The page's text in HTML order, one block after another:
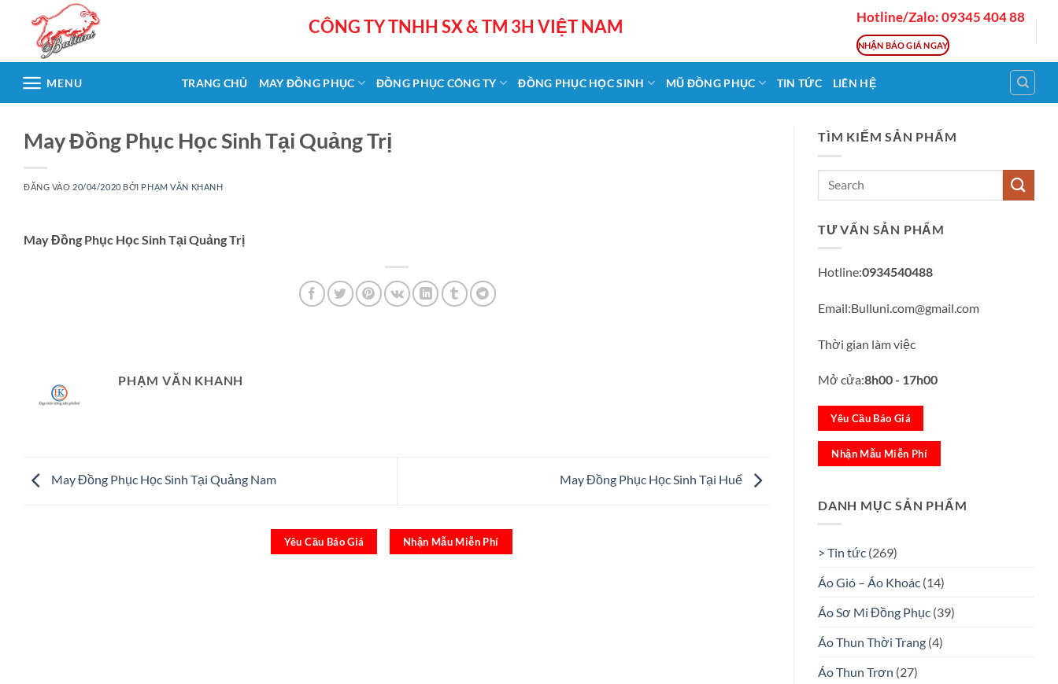
CÔNG TY TNHH SX & TM 3H VIỆT NAM Hotline/Zalo: 09345 404 88
NHẬN BÁO GIÁ NGAY
MENU TRANG CHỦ MAY ĐỒNG PHỤC ĐỒNG PHỤC CÔNG TY ĐỒNG PHỤC HỌC SINH MŨ ĐỒNG PHỤC TIN TỨC LIÊN HỆ
May Đồng Phục Học Sinh Tại Quảng Trị
ĐĂNG VÀO 20/04/2020 BỞI PHẠM VĂN KHANH
May Đồng Phục Học Sinh Tại Quảng Trị
PHẠM VĂN KHANH
May Đồng Phục Học Sinh Tại Quảng Nam May Đồng Phục Học Sinh Tại Huế
Yêu Cầu Báo Giá Nhận Mẫu Miễn Phí
TÌM KIẾM SẢN PHẨM
TƯ VẤN SẢN PHẨM
Hotline:0934540488
Email:Bulluni.com@gmail.com
Thời gian làm việc
Mở cửa:8h00 - 17h00
Yêu Cầu Báo Giá
Nhận Mẫu Miễn Phí
DANH MỤC SẢN PHẨM
> Tin tức (269)
Áo Gió – Áo Khoác (14)
Áo Sơ Mi Đồng Phục (39)
Áo Thun Thời Trang (4)
Áo Thun Trơn (27)